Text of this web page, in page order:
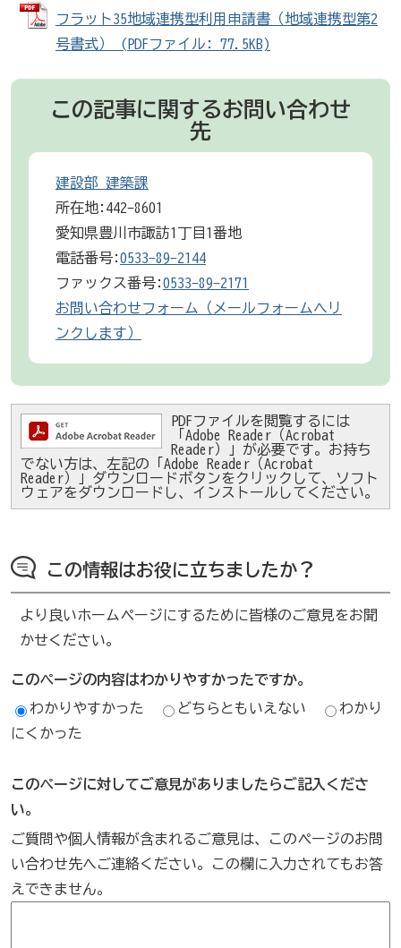
フラット35地域連携型利用申請書（地域連携型第2
号書式） (PDFファイル: 77.5KB)
この記事に関するお問い合わせ
先
建設部 建築課
所在地:442-8601
愛知県豊川市諏訪1丁目1番地
電話番号:0533-89-2144
ファックス番号:0533-89-2171
お問い合わせフォーム（メールフォームへリ
ンクします）
PDFファイルを閲覧するには
「Adobe Reader（Acrobat
Reader）」が必要です。お持ち
でない方は、左記の「Adobe Reader（Acrobat
Reader）」ダウンロードボタンをクリックして、ソフト
ウェアをダウンロードし、インストールしてください。
この情報はお役に立ちましたか？
より良いホームページにするために皆様のご意見をお聞
かせください。
このページの内容はわかりやすかったですか。
わかりやすかった どちらともいえない
わかり
にくかった
このページに対してご意見がありましたらご記入くださ
い。
ご質問や個人情報が含まれるご意見は、このページのお問
い合わせ先へご連絡ください。この欄に入力されてもお答
えできません。